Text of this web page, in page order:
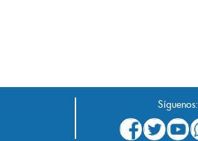
Síguenos: